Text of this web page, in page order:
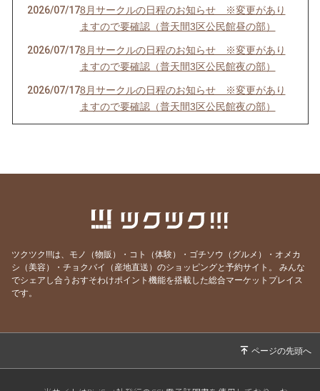
2026/07/178月サークルの日程のお知らせ ※変更があり
ますので要確認（普天間3区公民館昼の部）
2026/07/178月サークルの日程のお知らせ ※変更があり
ますので要確認（普天間3区公民館夜の部）
2026/07/178月サークルの日程のお知らせ ※変更があり
ますので要確認（普天間3区公民館夜の部）
琉球かれん発表会DVD 届きました！
2026/06/29サークル振替日のお知らせ
2026/06/02 琉球かれん発表会DVDのお値段について
2026/06/02琉球かれん発表会DVDのお値段について
6月サークルの日程のお知らせ（普天間3区公民
ツクツク!!!は、モノ（物販）・コト（体験）・ゴチソウ（グルメ）・オメカ
シ（美容）・チョクバイ（産地直送）のショッピングと予約サイト。
みんな
でシェアし合うおすそわけポイント機能を搭載した総合マーケットプレイス
です。